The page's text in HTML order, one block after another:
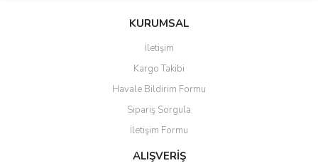
KURUMSAL
İletişim
Kargo Takibi
Havale Bildirim Formu
Sipariş Sorgula
İletişim Formu
ALIŞVERİŞ